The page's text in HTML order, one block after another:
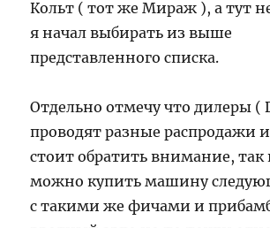
Кольт ( тот же Мираж ), а тут
я начал выбирать из выше
представленного списка.
Отдельно отмечу что дилеры (
проводят разные распродажи
стоит обратить внимание, так
можно купить машину
с такими же фичами и